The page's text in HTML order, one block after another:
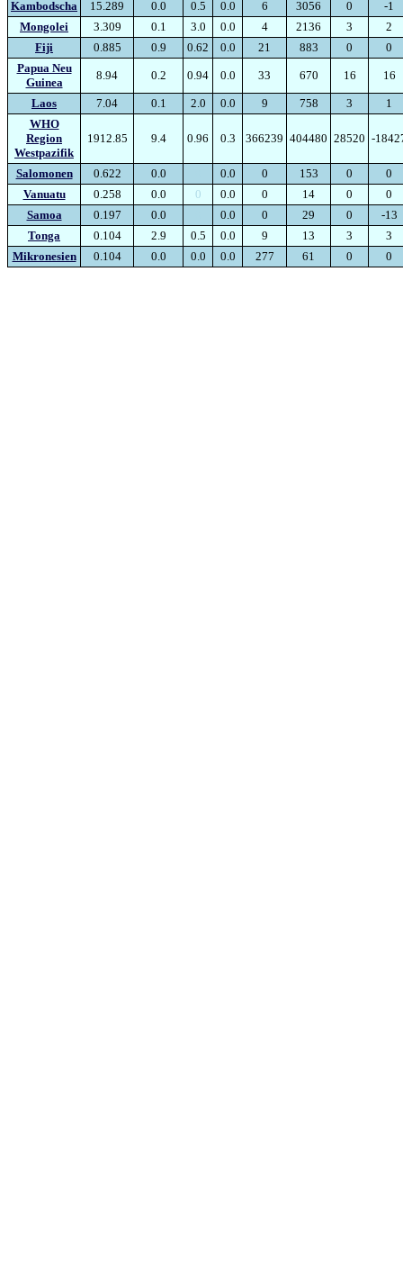
Kambodscha 15.289 0.0 0.5 0.0 6 3056 0
-1
Mongolei
3.309 0.1 3.0 0.0 4 2136 3
2
Fiji
0.885 0.9 0.62 0.0 21 883 0
0
Papua Neu
Guinea
8.94 0.2 0.94 0.0 33 670 16 16
Laos 7.04 0.1 2.0 0.0 9 758 3
1
WHO
Region
Westpazifik
1912.85 9.4 0.96 0.3 366239 404480 28520 -
Salomonen 0.622 0.0 0.0 0 153 0
0
Vanuatu
0.258 0.0 0 0.0 0 14 0
0
Samoa
0.197 0.0 0.0 0 29 0
-13
Tonga
0.104 2.9 0.5 0.0 9 13 3
3
Mikronesien
0.104 0.0 0.0 0.0 277 61 0 0